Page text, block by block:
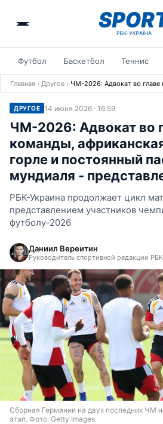
Футбол Баскетбол Теннис
Главная › Другое › ЧМ-2026: Адвокат во главе
ДРУГОЕ 14 июня 2026 · 16:59
ЧМ-2026: Адвокат во
команды,
горле и постоянный
мундиаля -
РБК-Украина продолжает цикл
представлением участников
футболу-2026
Даниил Вереитин
Руководитель спортивной редакции
Сборная Германии на двух последних ЧМ
этап. Фото: Getty Images